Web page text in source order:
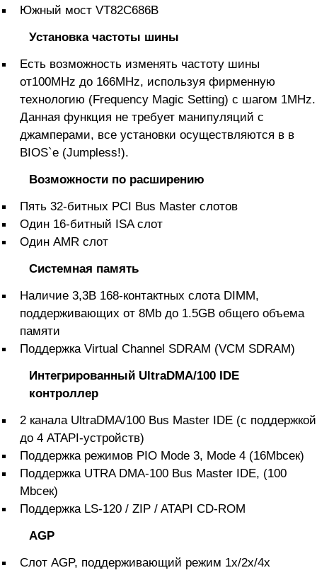
Южный мост VT82C686B
Установка частоты шины
Есть возможность изменять частоту шины
от100MHz до 166MHz, используя фирменную
технологию (Frequency Magic Setting) с шагом 1MHz.
Данная функция не требует манипуляций с
джамперами, все установки осуществляются в в
BIOS`е (Jumpless!).
Возможности по расширению
Пять 32-битных PCI Bus Master слотов
Один 16-битный ISA слот
Один AMR слот
Системная память
Наличие 3,3В 168-контактных слота DIMM,
поддерживающих от 8Mb до 1.5GB общего объема
памяти
Поддержка Virtual Channel SDRAM (VCM SDRAM)
Интегрированный UltraDMA/100 IDE
контроллер
2 канала UltraDMA/100 Bus Master IDE (с поддержкой
до 4 ATAPI-устройств)
Поддержка режимов PIO Mode 3, Mode 4 (16Mbсек)
Поддержка UTRA DMA-100 Bus Master IDE, (100
Mbсек)
Поддержка LS-120 / ZIP / ATAPI CD-ROM
AGP
Слот AGP, поддерживающий режим 1х/2х/4x